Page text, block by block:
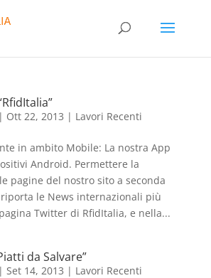
| Ott 22, 2013 | Lavori Recenti
in ambito Mobile: La nostra App
Android. Permettere la
pagine del nostro sito a seconda
le News internazionali più
Twitter di RfidItalia, e nella...
da Salvare”
| Set 14, 2013 | Lavori Recenti